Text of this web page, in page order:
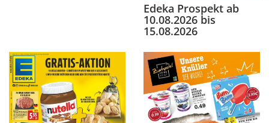
Edeka Prospekt ab
10.08.2026 bis
15.08.2026